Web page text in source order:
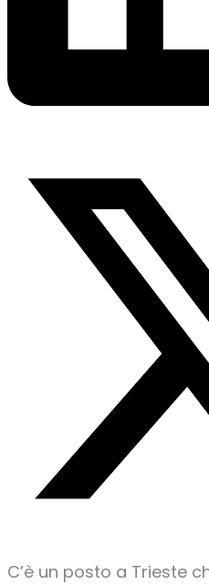
C’è un posto a Trieste